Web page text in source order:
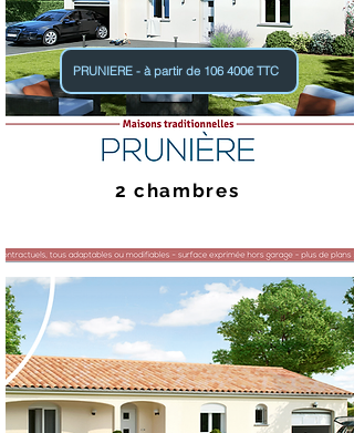
PRUNIERE - à partir de 106 400€ TTC
2 chambres